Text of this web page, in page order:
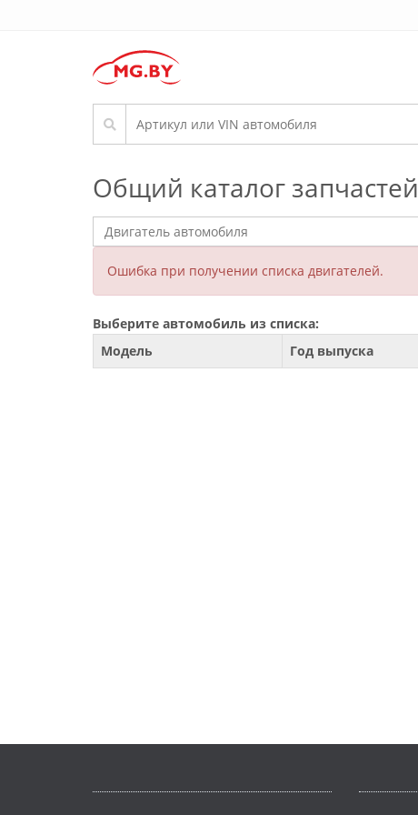
Общий каталог запчастей
Ошибка при получении списка двигателей.
Выберите автомобиль из списка:
Модель
Год выпуска